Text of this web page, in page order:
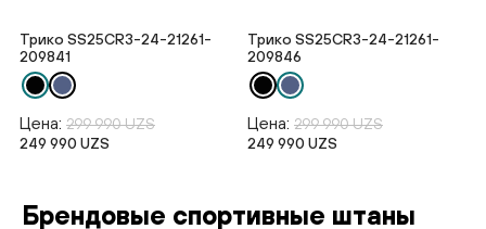
Трико SS25CR3-24-21261-
209841
Цена: 299 990 UZS
249 990 UZS
Трико SS25CR3-24-21261-
209846
Цена: 299 990 UZS
249 990 UZS
Брендовые спортивные штаны